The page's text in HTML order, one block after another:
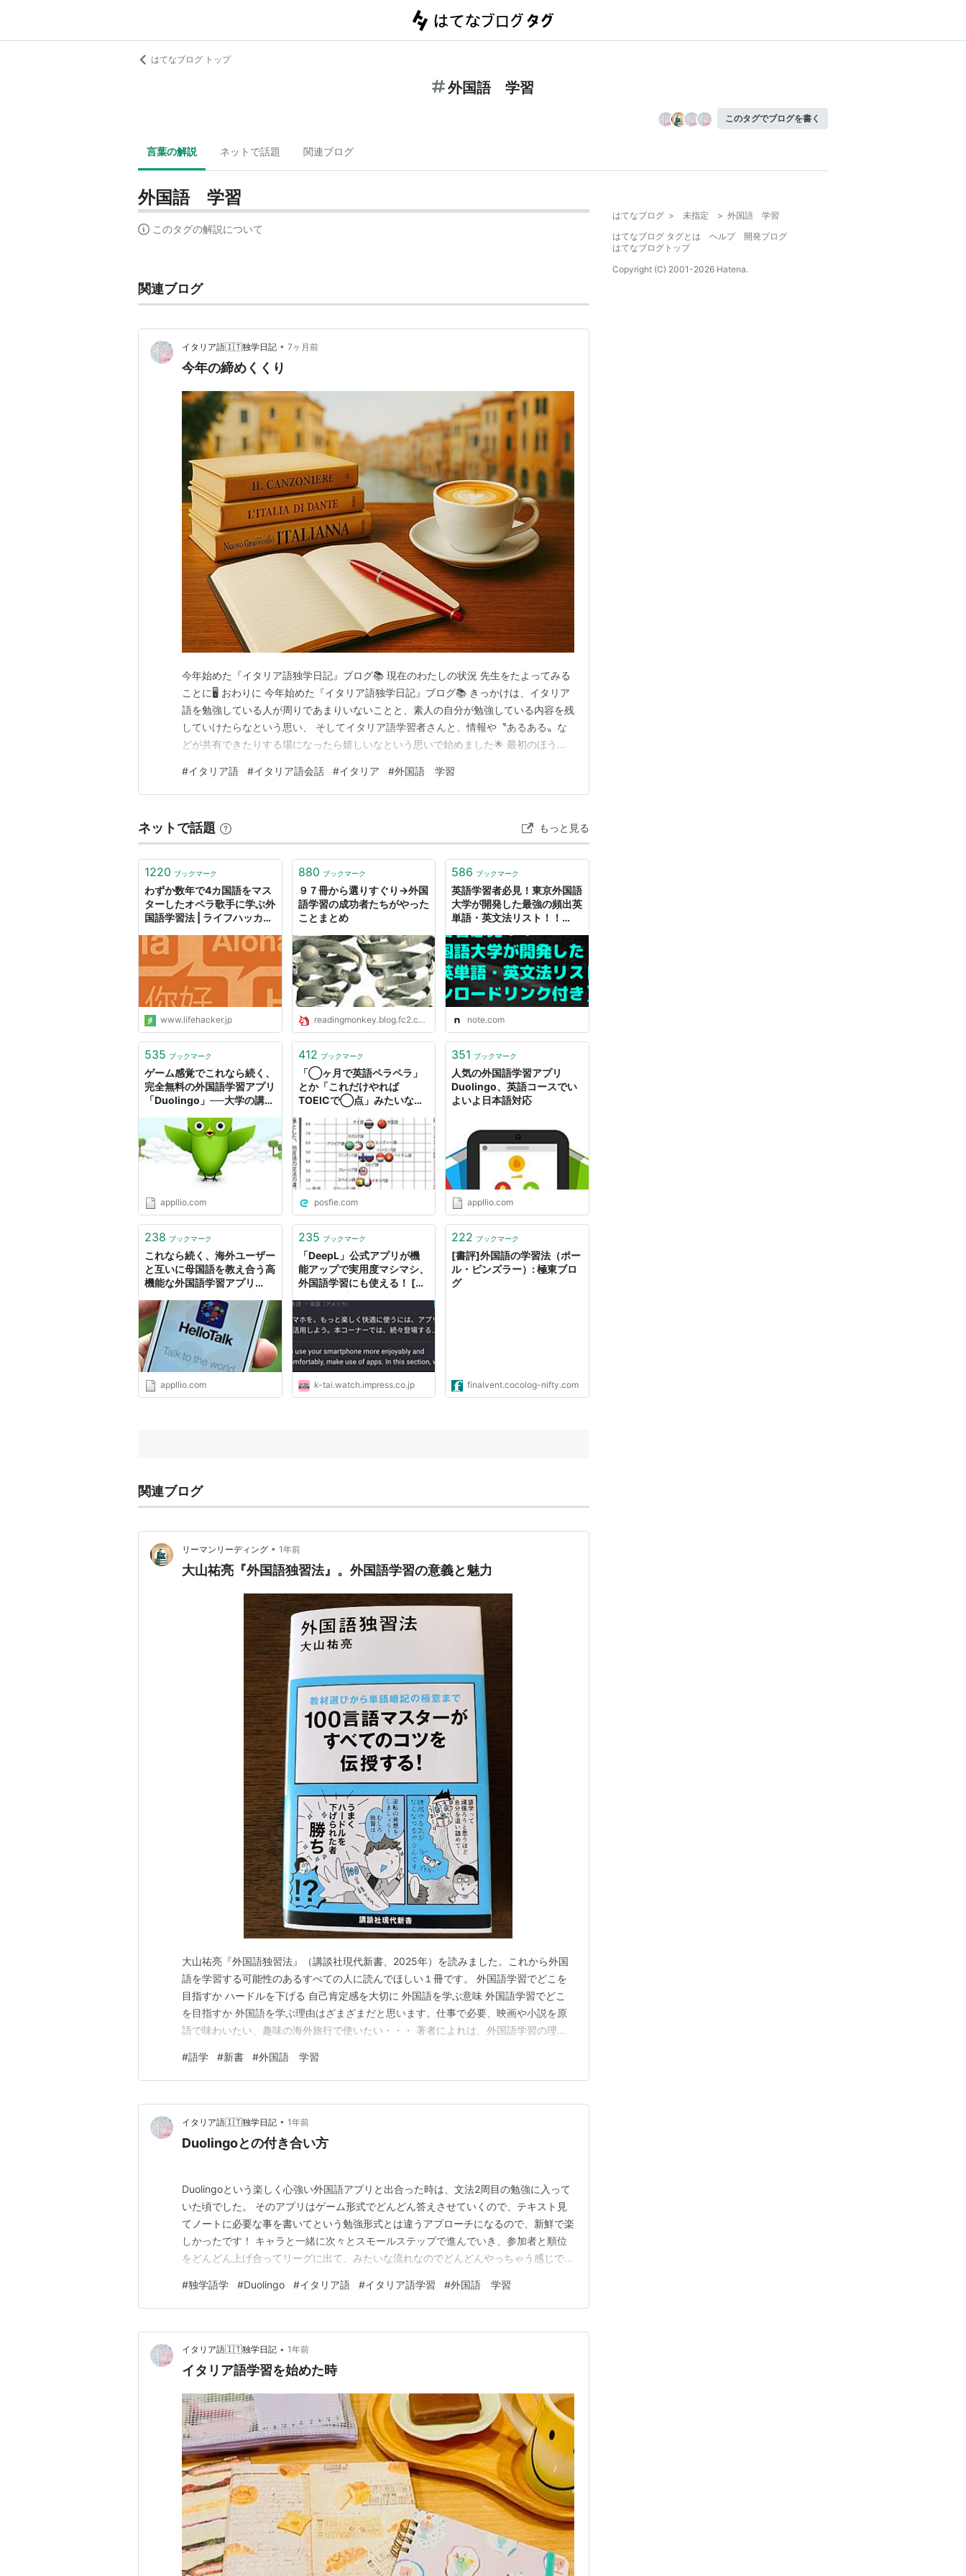
はてなブログ トップ
外国語 学習
このタグでブログを書く
言葉の解説 ネットで話題 関連ブログ
外国語 学習
このタグの解説について
関連ブログ
イタリア語🇮🇹独学日記 • 7ヶ月前
今年の締めくくり
今年始めた『イタリア語独学日記』ブログ📚 現在のわたしの状況 先生をたよってみる
ことに🖥️ おわりに 今年始めた『イタリア語独学日記』ブログ📚 きっかけは、イタリア
語を勉強している人が周りであまりいないことと、素人の自分が勉強している内容を残
していけたらなという思い、 そしてイタリア語学習者さんと、情報や〝あるある〟な
どが共有できたりする場になったら嬉しいなという思いで始めました🌟 最初のほうは
していることなどを書いてきました。 ブログを始めてから、読んでいただけたり、ま
さか応援していただけるとは思っていなかったので…
#イタリア語 #イタリア語会話 #イタリア #外国語 学習
ネットで話題 もっと見る
1220 ブックマーク
わずか数年で4カ国語をマス
ターしたオペラ歌手に学ぶ外
国語学習法 | ライフハッカ
www.lifehacker.jp
880 ブックマーク
９７冊から選りすぐり→外国
語学習の成功者たちがやった
ことまとめ
readingmonkey.blog.fc2.com
586 ブックマーク
英語学習者必見！東京外国語
大学が開発した最強の頻出英
単語・英文法リスト！！
J Grammar Profile】｜相川
真司（かわんじ） #DiQt
note.com
535 ブックマーク
ゲーム感覚でこれなら続く、
完全無料の外国語学習アプリ
「Duolingo」──大学の講義
appllio.com
412 ブックマーク
「◯ヶ月で英語ペラペラ」
とか「これだけやれば
TOEICで◯点」みたいな上
語習得のメカニズムのような
本質について知っておきたい
「外国語学習の科学」
posfie.com
351 ブックマーク
人気の外国語学習アプリ
Duolingo、英語コースでい
よいよ日本語対応
appllio.com
238 ブックマーク
これなら続く、海外ユーザー
と互いに母国語を教え合う高
機能な外国語学習アプリ
appllio.com
235 ブックマーク
「DeepL」公式アプリが機
能アップで実用度マシマシ、
外国語学習にも使える！ [て
k-tai.watch.impress.co.jp
222 ブックマーク
[書評]外国語の学習法（ポー
ル・ピンズラー）: 極東ブロ
グ
finalvent.cocolog-nifty.com
関連ブログ
リーマンリーディング • 1年前
大山祐亮『外国語独習法』。外国語学習の意義と魅力
大山祐亮『外国語独習法』（講談社現代新書、2025年）を読みました。これから外国
語を学習する可能性のあるすべての人に読んでほしい１冊です。 外国語学習でどこを
目指すか ハードルを下げる 自己肯定感を大切に 外国語を学ぶ意味 外国語学習でどこ
を目指すか 外国語を学ぶ理由はざまざまだと思います。仕事で必要、映画や小説を原
語で味わいたい、趣味の海外旅行で使いたい・・・ 著者によれは、外国語学習の理由
すべき目標があると言います。 端的に言いましょう。 読み書きならば「自分の興味が
ある内容は辞書を引けば読める」レベル、会話なら…
#語学 #新書 #外国語 学習
イタリア語🇮🇹独学日記 • 1年前
Duolingoとの付き合い方
Duolingoという楽しく心強い外国語アプリと出合った時は、文法2周目の勉強に入って
いた頃でした。 そのアプリはゲーム形式でどんどん答えさせていくので、テキスト見
てノートに必要な事を書いてという勉強形式とは違うアプローチになるので、新鮮で楽
しかったです！ キャラと一緒に次々とスモールステップで進んでいき、参加者と順位
をどんどん上げ合ってリーグに出て、みたいな流れなのでどんどんやっちゃう感じでか
言葉なんかもやりました🏝️これは新鮮で楽しかった✨ でもやっていくうちに、だんだ
ん得点を稼ぐ事にばかり集中するようになって…
#独学語学 #Duolingo #イタリア語 #イタリア語学習 #外国語 学習
イタリア語🇮🇹独学日記 • 1年前
イタリア語学習を始めた時
はてなブログ > 未指定 > 外国語 学習
はてなブログ タグとは
ヘルプ
開発ブログ
はてなブログトップ
Copyright (C) 2001-2026 Hatena.